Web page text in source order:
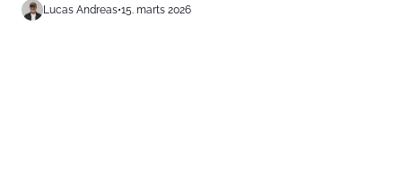
Lucas Andreas•15. marts 2026